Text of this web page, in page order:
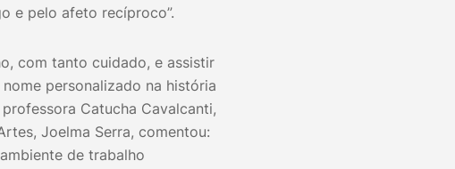
e pelo afeto recíproco”.
com tanto cuidado, e assistir
personalizado na história
Catucha Cavalcanti,
Joelma Serra, comentou:
de trabalho